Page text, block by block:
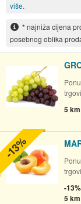
više.
* najniža cijena
posebnog oblika
5 km
-13%
5 km
-13%